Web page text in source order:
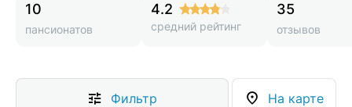
10
пансионатов
4.2
средний рейтинг
35
отзывов
Фильтр На карте